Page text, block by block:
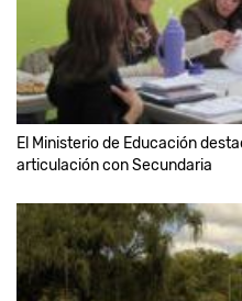
El Ministerio de Educación
articulación con Secundaria